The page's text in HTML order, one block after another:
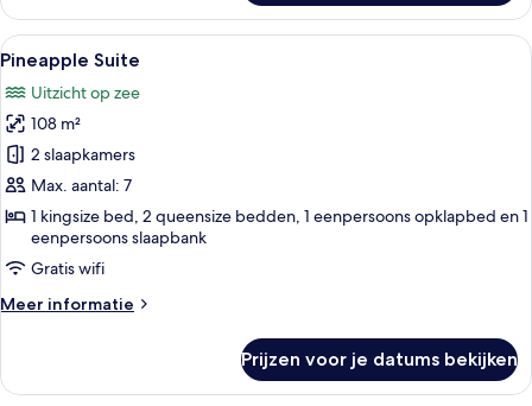
Suite
Alle
foto's
voor
Pineapple
Suite
laden
Een kleurrijke slaapkamer met een
6
Pineapple Suite
Uitzicht op zee
108 m²
2 slaapkamers
Max. aantal: 7
1 kingsize bed, 2 queensize bedden, 1 eenpersoons opklapbed en 1
eenpersoons slaapbank
Gratis wifi
Meer informatie
Meer
Suite
Prijzen voor je datums bekijken